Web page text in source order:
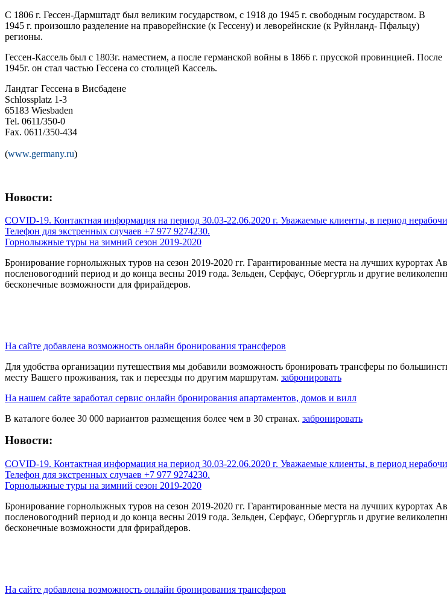
C 1806 г. Гессен-Дармштадт был великим государством, с 1918 до 1945 г. свободным государством. В
1945 г. произошло разделение на праворейнские (к Гессену) и леворейнские (к Руйнланд- Пфальцу)
регионы.
Гессен-Кассель был с 1803г. наместием, а после германской войны в 1866 г. прусской провинцией. После
1945г. он стал частью Гессена со столицей Кассель.
Ландтаг Гессена в Висбадене
Schlossplatz 1-3
65183 Wiesbaden
Tel. 0611/350-0
Fax. 0611/350-434
(www.germany.ru)
Новости:
COVID-19. Контактная информация на период 30.03-22.06.2020 г. Уважаемые клиенты, в период
Телефон для экстренных случаев +7 977 9274230.
Горнолыжные туры на зимний сезон 2019-2020
Бронирование горнолыжных туров на сезон 2019-2020 гг. Гарантированные места на лучших курортах
посленовогодний период и до конца весны 2019 года. Зельден, Серфаус, Обергургль и другие
бесконечные возможности для фрирайдеров.
На сайте добавлена возможность онлайн бронирования трансферов
Для удобства организации путешествия мы добавили возможность бронировать трансферы по
месту Вашего проживания, так и переезды по другим маршрутам. забронировать
На нашем сайте заработал сервис онлайн бронирования апартаментов, домов и вилл
В каталоге более 30 000 вариантов размещения более чем в 30 странах. забронировать
Новости:
COVID-19. Контактная информация на период 30.03-22.06.2020 г. Уважаемые клиенты, в период
Телефон для экстренных случаев +7 977 9274230.
Горнолыжные туры на зимний сезон 2019-2020
Бронирование горнолыжных туров на сезон 2019-2020 гг. Гарантированные места на лучших курортах
посленовогодний период и до конца весны 2019 года. Зельден, Серфаус, Обергургль и другие
бесконечные возможности для фрирайдеров.
На сайте добавлена возможность онлайн бронирования трансферов